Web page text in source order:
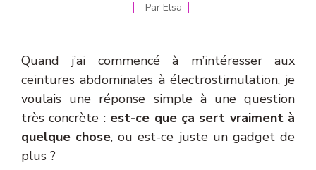
Par Elsa
Quand j’ai commencé à m’intéresser aux
ceintures abdominales à électrostimulation, je
voulais une réponse simple à une question
très concrète : est-ce que ça sert vraiment à
quelque chose, ou est-ce juste un gadget de
plus ?